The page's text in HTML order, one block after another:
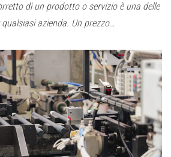
di un prodotto o servizio è una delle
azienda. Un prezzo…